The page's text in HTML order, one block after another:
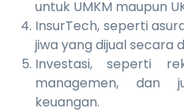
untuk UMKM maupun
InsurTech, seperti
jiwa yang dijual secara
Investasi, seperti
managemen, dan
keuangan.